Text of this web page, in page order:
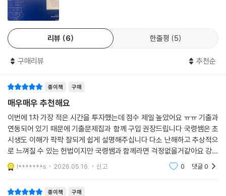
│제2항│신체의 자유 ㆍ242
제3절 사생활 영역의 자유 288
│제1항│주거의 자유 ㆍ288
│제2항│사생활의 비밀과 자유 ㆍ291
│제3항│통신의 자유 ㆍ308
│제1항│양심의 자유 ㆍ315
│제3항│언론·출판의 자유 ㆍ329
│제4항│집회·결사의 자유 ㆍ352
│제5항│학문과 예술의 자유 ㆍ368
제5절 경제적 영역의 자유 374
│제1항│거주·이전의 자유 ㆍ374
│제2항│직업의 자유 ㆍ378
무너지지 않고 차분히 나아가면 반드시 봄이 옵니다.
여러분들 각자의 꽃이 피어나는 날이 반드시 옵니다.
제가 여러분의 수험 생활에 괜찮았던 기억으로 남았으면 좋겠습니다.
이국령 드림
리뷰 6 한줄평 5
구매리뷰 추천순
종이책 구매
매우매우 추천해요
이번에 1차 가장 적은 시간을 투자했는데 점수 제일 높았어요 ㅠㅠ 기출과
연동되어 있기 때문에 기출문제집과 함께 구입 권장드립니다 국령쌤은 초
시생도 이해가 팍팍 잘되게 쉽게 설명해주십니다 다소 난해하고 추상적으
로 느껴질 수 있는 헌법이지만 국령쌤과 함께라면 걱정없을거같아요 강추
합니다l*******s 2026.05.16. 신고 0 댓글0
종이책 구매